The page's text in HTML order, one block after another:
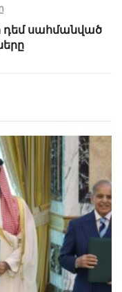
դեմ սահմանված